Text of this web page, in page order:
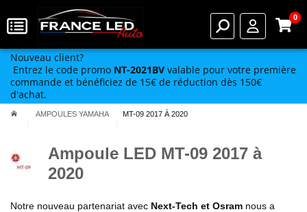
0
Nouveau client?
Entrez le code promo NT-2021BV valable pour votre première
commande et bénéficiez de 15€ de réduction dès 150€
d'achat.
AMPOULES YAMAHA MT-09 2017 À 2020
Ampoule LED MT-09 2017 à
2020
Notre nouveau partenariat avec Next-Tech et Osram nous a